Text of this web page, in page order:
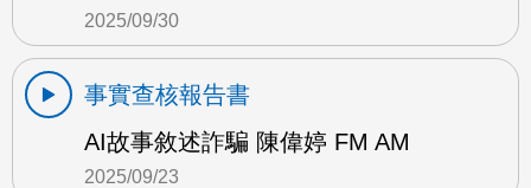
2025/09/30
事實查核報告書
AI故事敘述詐騙 陳偉婷 FM AM
2025/09/23